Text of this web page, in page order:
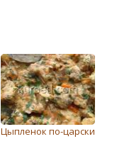
Цыпленок по-царски